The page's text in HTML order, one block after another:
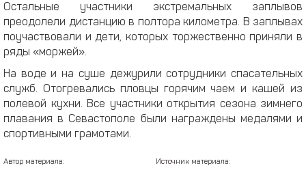
Остальные участники экстремальных заплывов
преодолели дистанцию в полтора километра. В заплывах
поучаствовали и дети, которых торжественно приняли в
ряды «моржей».
На воде и на суше дежурили сотрудники спасательных
служб. Отогревались пловцы горячим чаем и кашей из
полевой кухни. Все участники открытия сезона зимнего
плавания в Севастополе были награждены медалями и
спортивными грамотами.
Автор материала:
Источник материала: